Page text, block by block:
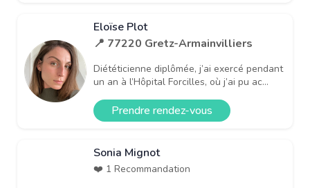
Eloïse Plot
📍 77220 Gretz-Armainvilliers
Diététicienne diplômée, j’ai exercé pendant
un an à l’Hôpital Forcilles, où j’ai pu ac...
Prendre rendez-vous
Sonia Mignot
❤️ 1 Recommandation